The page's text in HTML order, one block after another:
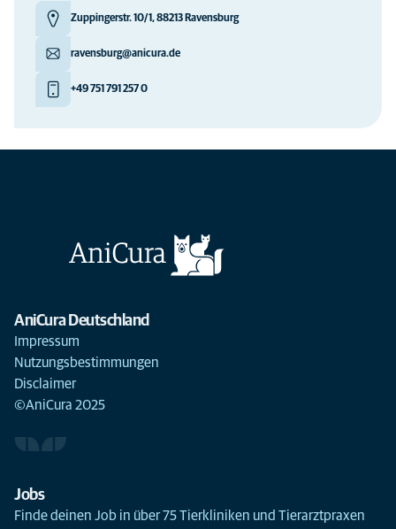
Zuppingerstr. 10/1, 88213 Ravensburg
ravensburg@anicura.de
+49 751 791 257 0
AniCura Deutschland
Impressum
Nutzungsbestimmungen
Disclaimer
©AniCura 2025
Jobs
Finde deinen Job in über 75 Tierkliniken und Tierarztpraxen